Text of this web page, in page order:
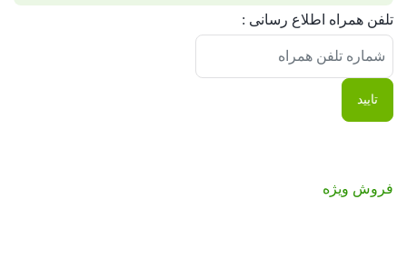
کردن
اعلان
تلفن همراه اطلاع رسانی :
تایید
فروش ویژه